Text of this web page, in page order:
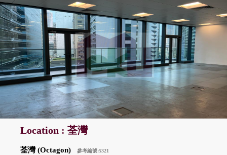
Location : 荃灣
荃灣 (Octagon) 參考編號:5321